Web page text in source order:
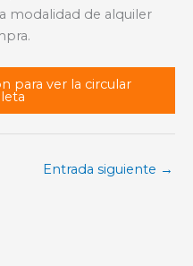
modalidad de alquiler
para ver la circular
Entrada siguiente →